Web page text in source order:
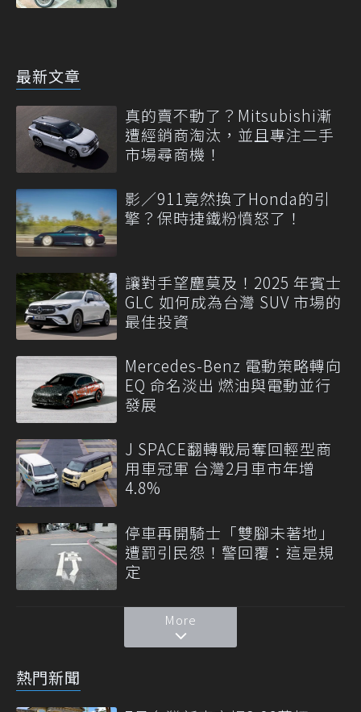
最新文章
真的賣不動了？Mitsubishi漸
遭經銷商淘汰，並且專注二手
市場尋商機！
影／911竟然換了Honda的引
擎？保時捷鐵粉憤怒了！
讓對手望塵莫及！2025 年賓士
GLC 如何成為台灣 SUV 市場的
最佳投資
Mercedes-Benz 電動策略轉向
EQ 命名淡出 燃油與電動並行
發展
J SPACE翻轉戰局奪回輕型商
用車冠軍 台灣2月車市年增
4.8%
停車再開騎士「雙腳未著地」
遭罰引民怨！警回覆：這是規
定
More
熱門新聞